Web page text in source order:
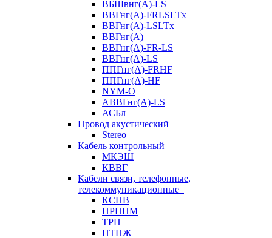
ВБШвнг(А)-LS
ВВГнг(A)-FRLSLTx
ВВГнг(A)-LSLTx
ВВГнг(А)
ВВГнг(А)-FR-LS
ВВГнг(А)-LS
ППГнг(А)-FRHF
ППГнг(А)-HF
NYM-O
АВВГнг(А)-LS
АСБл
Провод акустический
Stereo
Кабель контрольный
МКЭШ
КВВГ
Кабели связи, телефонные,
телекоммуникационные
КСПВ
ПРППМ
ТРП
ПТПЖ